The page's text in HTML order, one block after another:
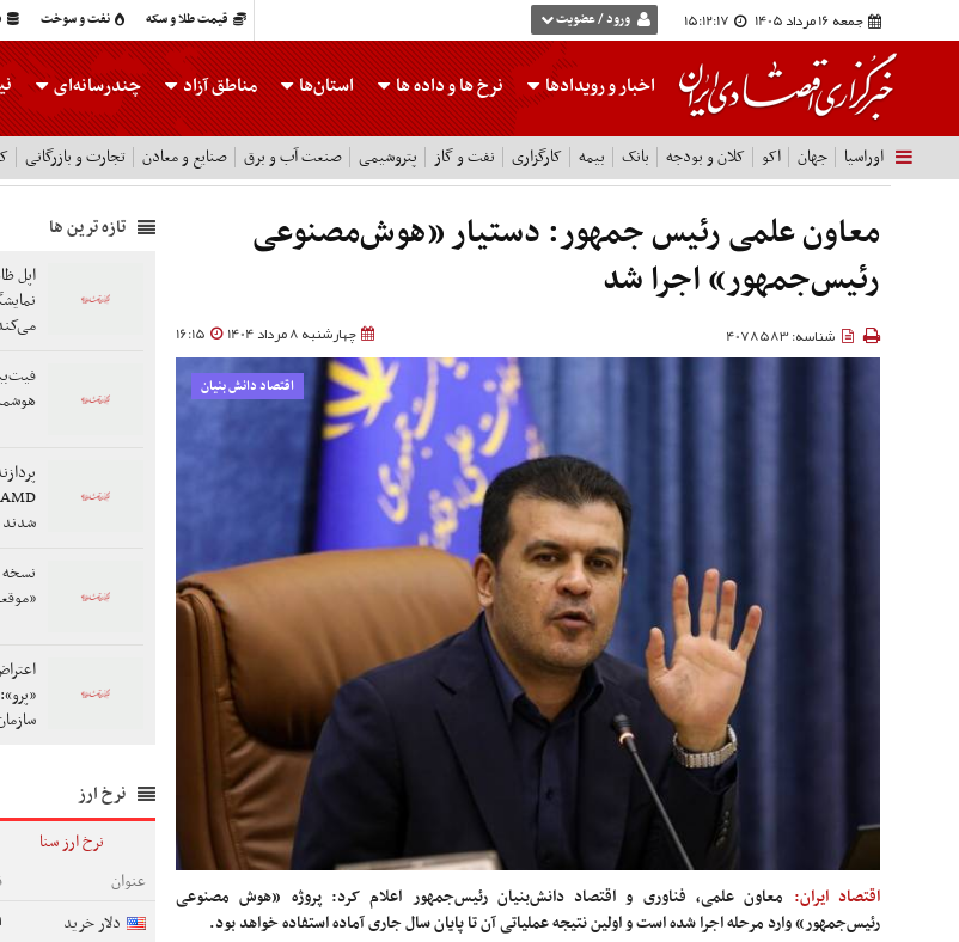
قیمت طلا و سکه نفت و سوخت جمعه 16 مرداد 1405 15:12:18 ورود / عضویت
اخبار و رویدادها نرخ هاو داده ها استان‌ها مناطق آزاد چندرسانه‌ای
اوراسیا جهان اکو کلان و بودجه بانک بیمه کارگزاری نفت و گاز پتروشیمی صنعت آب و برق صنایع و معادن تجارت و بازرگانی
معاون علمی رئیس جمهور: دستیار «هوش‌مصنوعی
رئیس‌جمهور» اجرا شد
چهارشنبه 8 مرداد 1404 16:15 شناسه: 4078583
اقتصاد دانش بنیان
اقتصاد ایران: معاون علمی، فناوری و اقتصاد دانش‌بنیان رئیس‌جمهور اعلام کرد: پروژه «هوش مصنوعی
رئیس‌جمهور» وارد مرحله اجرا شده است و اولین نتیجه عملیاتی آن تا پایان سال جاری آماده استفاده خواهد بود.
تازه ترین ها
اپل
شدند
نسخه
نرخ ارز
نرخ ارز سنا
عنوان
دلار خرید